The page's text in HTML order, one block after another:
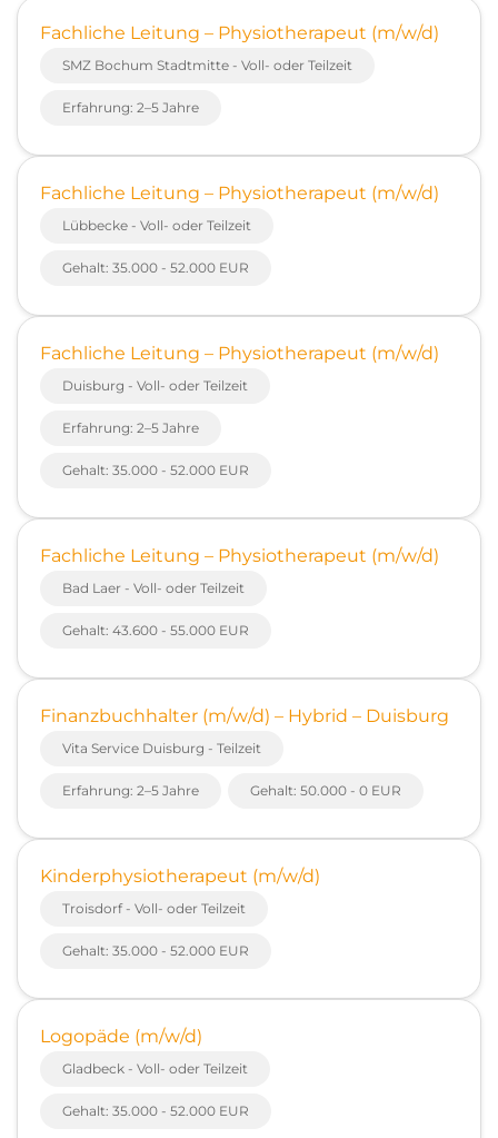
Fachliche Leitung – Physiotherapeut (m/w/d)
SMZ Bochum Stadtmitte - Voll- oder Teilzeit
Erfahrung: 2–5 Jahre
Fachliche Leitung – Physiotherapeut (m/w/d)
Lübbecke - Voll- oder Teilzeit
Gehalt: 35.000 - 52.000 EUR
Fachliche Leitung – Physiotherapeut (m/w/d)
Duisburg - Voll- oder Teilzeit
Erfahrung: 2–5 Jahre
Gehalt: 35.000 - 52.000 EUR
Fachliche Leitung – Physiotherapeut (m/w/d)
Bad Laer - Voll- oder Teilzeit
Gehalt: 43.600 - 55.000 EUR
Finanzbuchhalter (m/w/d) – Hybrid – Duisburg
Vita Service Duisburg - Teilzeit
Erfahrung: 2–5 Jahre Gehalt: 50.000 - 0 EUR
Kinderphysiotherapeut (m/w/d)
Troisdorf - Voll- oder Teilzeit
Gehalt: 35.000 - 52.000 EUR
Logopäde (m/w/d)
Gladbeck - Voll- oder Teilzeit
Gehalt: 35.000 - 52.000 EUR